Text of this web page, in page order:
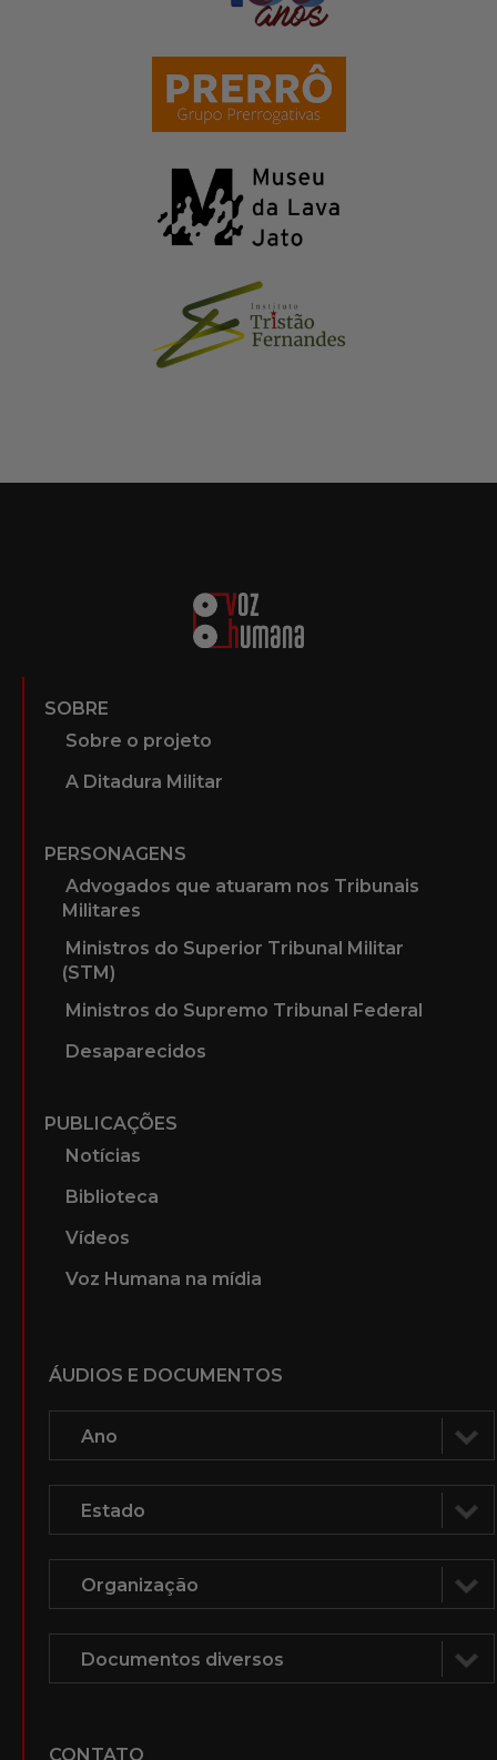
SOBRE
Sobre o projeto
A Ditadura Militar
PERSONAGENS
Advogados que atuaram nos Tribunais
Militares
Ministros do Superior Tribunal Militar
(STM)
Ministros do Supremo Tribunal Federal
Desaparecidos
PUBLICAÇÕES
Notícias
Biblioteca
Vídeos
Voz Humana na mídia
ÁUDIOS E DOCUMENTOS
CONTATO